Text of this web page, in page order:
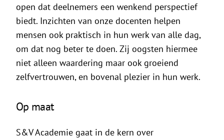
Contact
open dat deelnemers een wenkend perspectief
biedt. Inzichten van onze docenten helpen
mensen ook praktisch in hun werk van alle dag,
om dat nog beter te doen. Zij oogsten hiermee
niet alleen waardering maar ook groeiend
zelfvertrouwen, en bovenal plezier in hun werk.
Op maat
S&V Academie gaat in de kern over